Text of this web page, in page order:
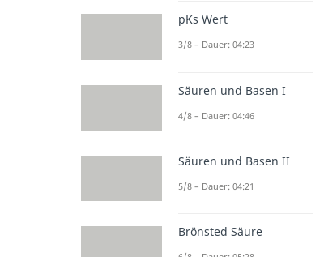
pKs Wert
3/8 – Dauer: 04:23
Säuren und Basen I
4/8 – Dauer: 04:46
Säuren und Basen II
5/8 – Dauer: 04:21
Brönsted Säure